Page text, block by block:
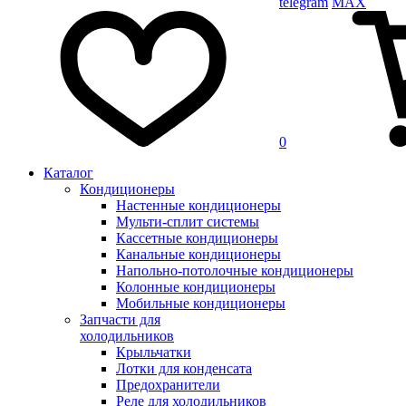
0
Каталог
Кондиционеры
Настенные кондиционеры
Мульти-сплит системы
Кассетные кондиционеры
Канальные кондиционеры
Напольно-потолочные кондиционеры
Колонные кондиционеры
Мобильные кондиционеры
Запчасти для
холодильников
Крыльчатки
Лотки для конденсата
Предохранители
Реле для холодильников